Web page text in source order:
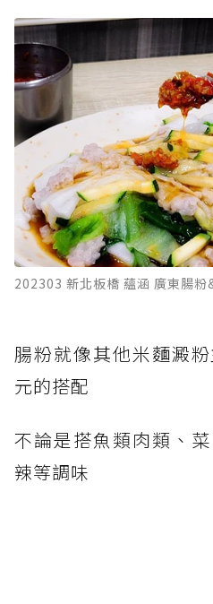
202303 新北板橋 蘊涵 廣東腸粉
腸粉就像其他米麵澱
元的搭配
不論是搭魚類肉類、
辣等調味